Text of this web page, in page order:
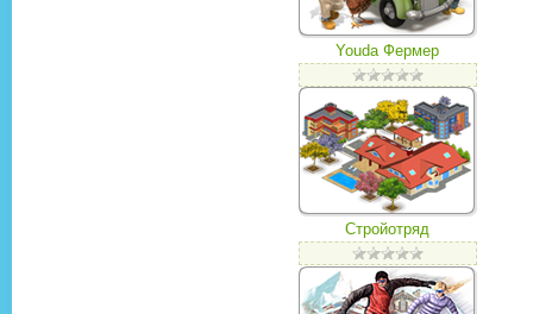
Youda Фермер
Стройотряд